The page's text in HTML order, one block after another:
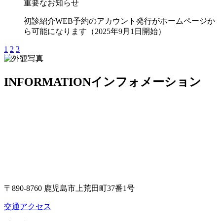
重要なお知らせ
初診紹介WEB予約のアカウント発行がホームページか
ら可能になります（2025年9月1日開始）
1 2 3
INFORMATIONインフォメーション
〒890-8760 鹿児島市上荒田町37番1号
交通アクセス